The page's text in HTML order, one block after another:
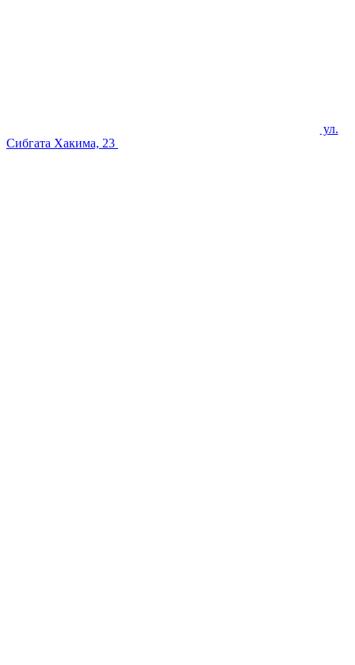
ул.
Сибгата Хакима, 23